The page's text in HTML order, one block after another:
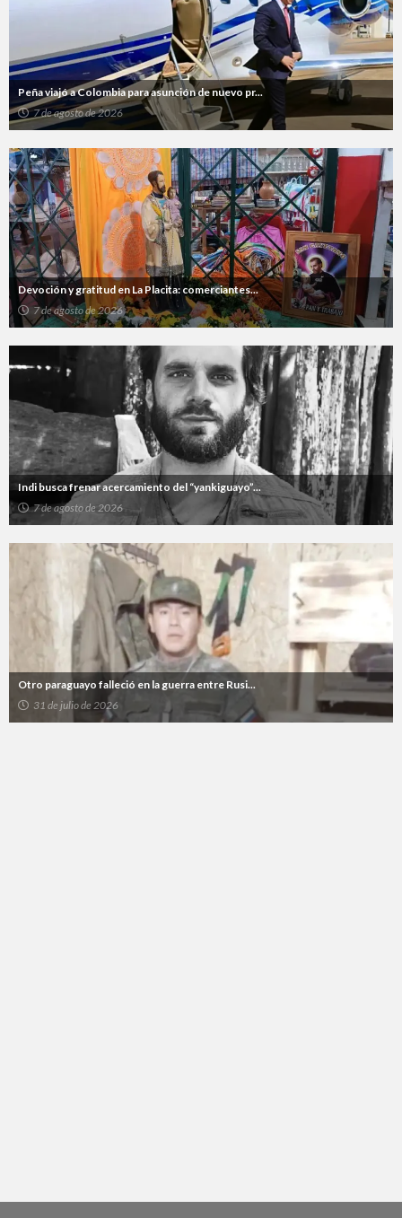
Peña viajó a Colombia para asunción de nuevo pr...
7 de agosto de 2026
Devoción y gratitud en La Placita: comerciantes...
7 de agosto de 2026
Indi busca frenar acercamiento del “yankiguayo”...
7 de agosto de 2026
Otro paraguayo falleció en la guerra entre Rusi...
31 de julio de 2026